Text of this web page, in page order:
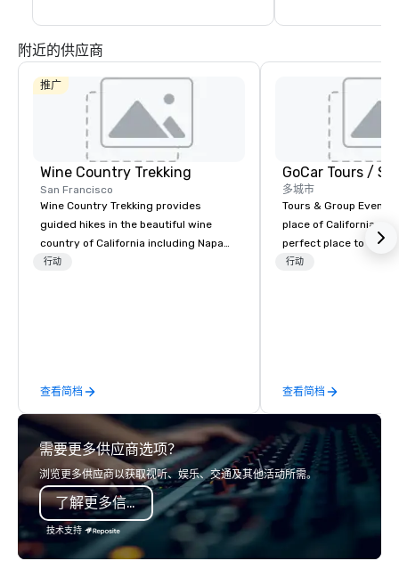
附近的供应商
推广
Wine Country Trekking
San Francisco
Wine Country Trekking provides
guided hikes in the beautiful wine
country of California including Napa
and Sonoma Valleys. These
day hikes we provide luxury self-
guided inn-to-in walking vacations
from the gateway City of San
Francisco to the California wine
country with a focus on superb hiking,
lodging, food and wine. We also have
a Monterey Bay Trek.
行动
查看简档
多城市
Tours & Group Events
place of California.
perfect place to visit
mix fun with history
greatly enhanced by
scoreboard, photo,
3D navigation,
challenges presented
mobile device. We can also
incorporate our
more information on
行动
查看简档
需要更多供应商选项？
浏览更多供应商以获取视听、娱乐、交通及其他活动所需。
了解更多信息
技术支持